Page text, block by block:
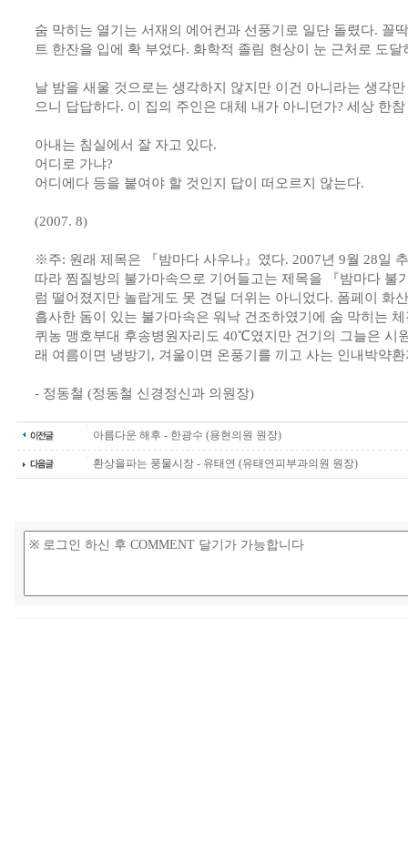
숨 막히는 열기는 서재의 에어컨과 선풍기로 일단 돌렸다. 꼴
트 한잔을 입에 확 부었다. 화학적 졸림 현상이 눈 근처로 도
날 밤을 새울 것으로는 생각하지 않지만 이건 아니라는 생각
으니 답답하다. 이 집의 주인은 대체 내가 아니던가? 세상 한
아내는 침실에서 잘 자고 있다.
어디로 가냐?
어디에다 등을 붙여야 할 것인지 답이 떠오르지 않는다.
(2007. 8)
※주: 원래 제목은 『밤마다 사우나』였다. 2007년 9월 28일
따라 찜질방의 불가마속으로 기어들고는 제목을 『밤마다 불
럼 떨어졌지만 놀랍게도 못 견딜 더위는 아니었다. 폼페이 화
흡사한 돔이 있는 불가마속은 워낙 건조하였기에 숨 막히는
퀴농 맹호부대 후송병원자리도 40℃였지만 건기의 그늘은 시
래 여름이면 냉방기, 겨울이면 온풍기를 끼고 사는 인내박약환
- 정동철 (정동철 신경정신과 의원장)
아름다운 해후 - 한광수 (용현의원 원장)
환상을파는 풍물시장 - 유태연 (유태연피부과의원 원장)